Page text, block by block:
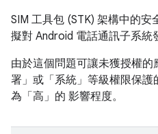
SIM 工具包 (STK) 架構中的
擬對 Android 電話通訊子系統
由於這個問題可讓未獲授權
署」或「系統」等級權限保
為「高」的 影響程度。